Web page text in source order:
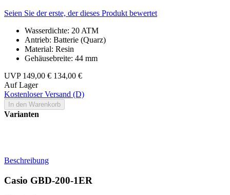
Seien Sie der erste, der dieses Produkt bewertet
Wasserdichte: 20 ATM
Antrieb: Batterie (Quarz)
Material: Resin
Gehäusebreite: 44 mm
UVP 149,00 € 134,00 €
Auf Lager
Kostenloser Versand (D)
In den Warenkorb
Varianten
Beschreibung
Casio GBD-200-1ER